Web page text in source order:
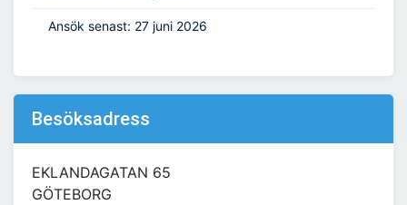
Ansök senast: 27 juni 2026
Besöksadress
EKLANDAGATAN 65
GÖTEBORG